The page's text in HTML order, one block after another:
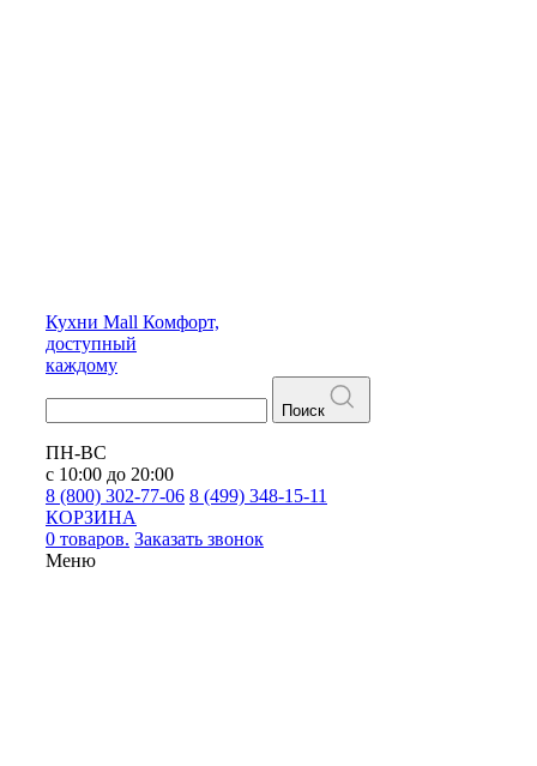
Кухни Mall Комфорт,
доступный
каждому
Поиск
ПН-ВС
с 10:00 до 20:00
8 (800) 302-77-06 8 (499) 348-15-11
КОРЗИНА
0 товаров. Заказать звонок
Меню